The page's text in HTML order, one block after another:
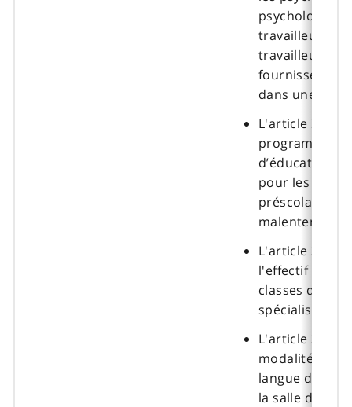
psychologues
travailleuses
travailleurs
fournissent
dans une
L'article 30
programmes
d’éducation
pour les
préscolaire
L'article 31
l'effectif
classes
spécialisée.
L'article 32
modalités
langue des
la salle de